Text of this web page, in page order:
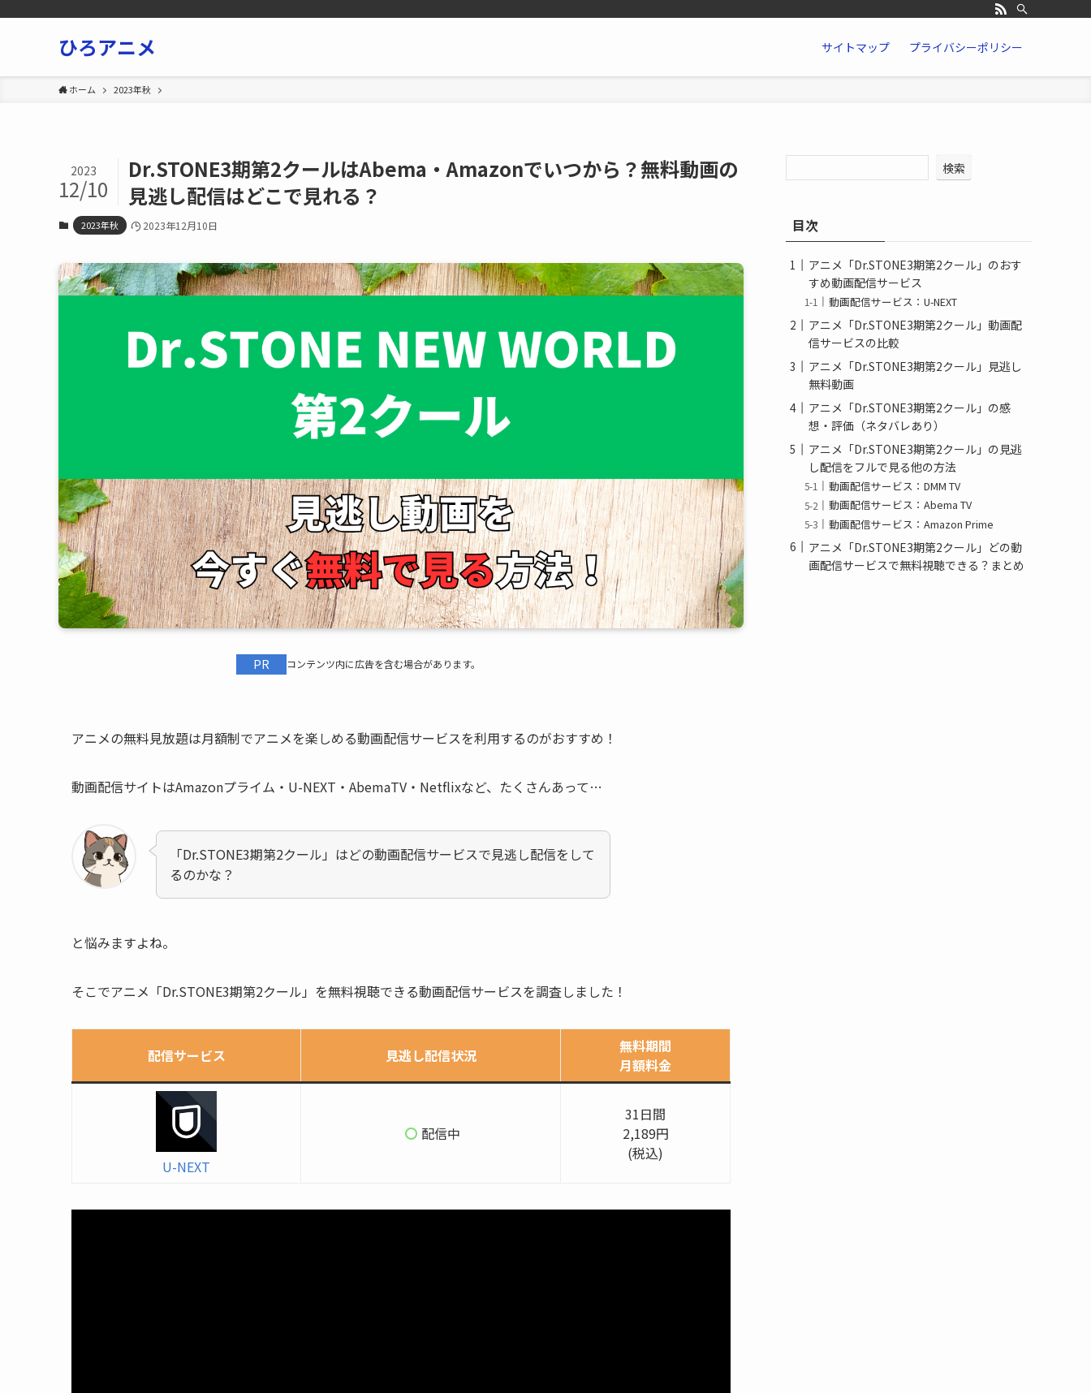
ひろアニメ サイトマップ プライバシーポリシー
ホーム 2023年秋
Dr.STONE3期第2クールはAbema・Amazonでいつから？無料動画の
見逃し配信はどこで見れる？
2023
12/10
2023年秋 2023年12月10日
PR コンテンツ内に広告を含む場合があります。
アニメの無料見放題は月額制でアニメを楽しめる動画配信サービスを利用するのがおすすめ！
動画配信サイトはAmazonプライム・U-NEXT・AbemaTV・Netflixなど、たくさんあって…
「Dr.STONE3期第2クール」はどの動画配信サービスで見逃し配信をして
るのかな？
と悩みますよね。
そこでアニメ「Dr.STONE3期第2クール」を無料視聴できる動画配信サービスを調査しました！
配信サービス 見逃し配信状況
無料期間
月額料金
U-NEXT
配信中
31日間
2,189円
(税込)
検索
目次
アニメ「Dr.STONE3期第2クール」のおす
すめ動画配信サービス
動画配信サービス：U-NEXT
アニメ「Dr.STONE3期第2クール」動画配
信サービスの比較
アニメ「Dr.STONE3期第2クール」見逃し
無料動画
アニメ「Dr.STONE3期第2クール」の感
想・評価（ネタバレあり）
アニメ「Dr.STONE3期第2クール」の見逃
し配信をフルで見る他の方法
動画配信サービス：DMM TV
動画配信サービス：Abema TV
動画配信サービス：Amazon Prime
アニメ「Dr.STONE3期第2クール」どの動
画配信サービスで無料視聴できる？まとめ